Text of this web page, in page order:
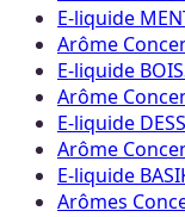
E-liquide
Arôme
E-liquide
Arôme
E-liquide
Arôme
E-liquide
Arômes